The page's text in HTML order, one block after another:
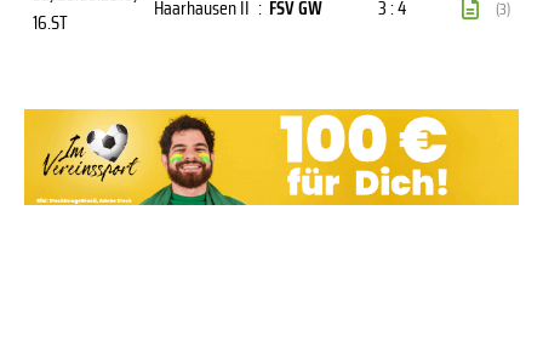
16.ST
Haarhausen II : FSV GW 3 : 4 (3)